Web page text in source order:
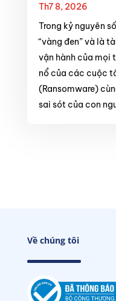
Th7 8, 2026
Trong kỷ nguyên
“vàng đen” và là
vận hành của mọi
nổ của các cuộc
(Ransomware)
sai sót của con
Về chúng tôi